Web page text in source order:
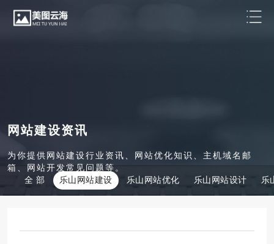
网站建设资讯
为你提供网站建设行业资讯、网站优化知识、主机域名邮
箱、网站开发常见问题等。
全 部
乐山网站建设 乐山网站优化 乐山网站设计 乐